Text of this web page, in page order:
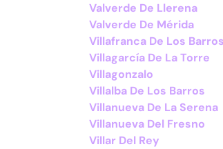
Valverde De Llerena
Valverde De Mérida
Villafranca De Los
Villagarcía De La Torre
Villagonzalo
Villalba De Los Barros
Villanueva De La Serena
Villanueva Del Fresno
Villar Del Rey